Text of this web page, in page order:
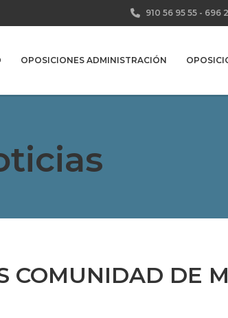
910 56 95 55 - 696
OPOSICIONES ADMINISTRACIÓN
COMUNIDAD DE